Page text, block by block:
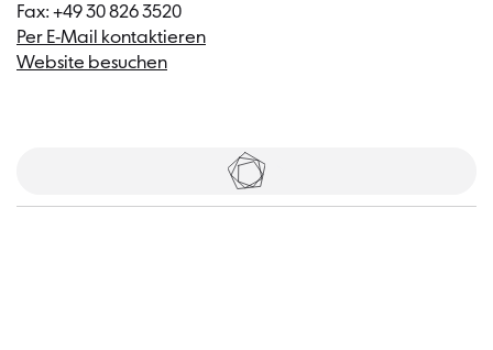
Fax: +49 30 826 3520
Per E-Mail kontaktieren
Website besuchen
Tickets